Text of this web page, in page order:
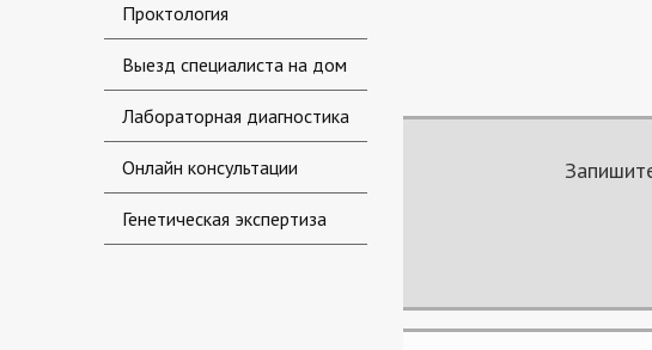
Проктология
Выезд специалиста на дом
Лабораторная диагностика
Онлайн консультации
Генетическая экспертиза